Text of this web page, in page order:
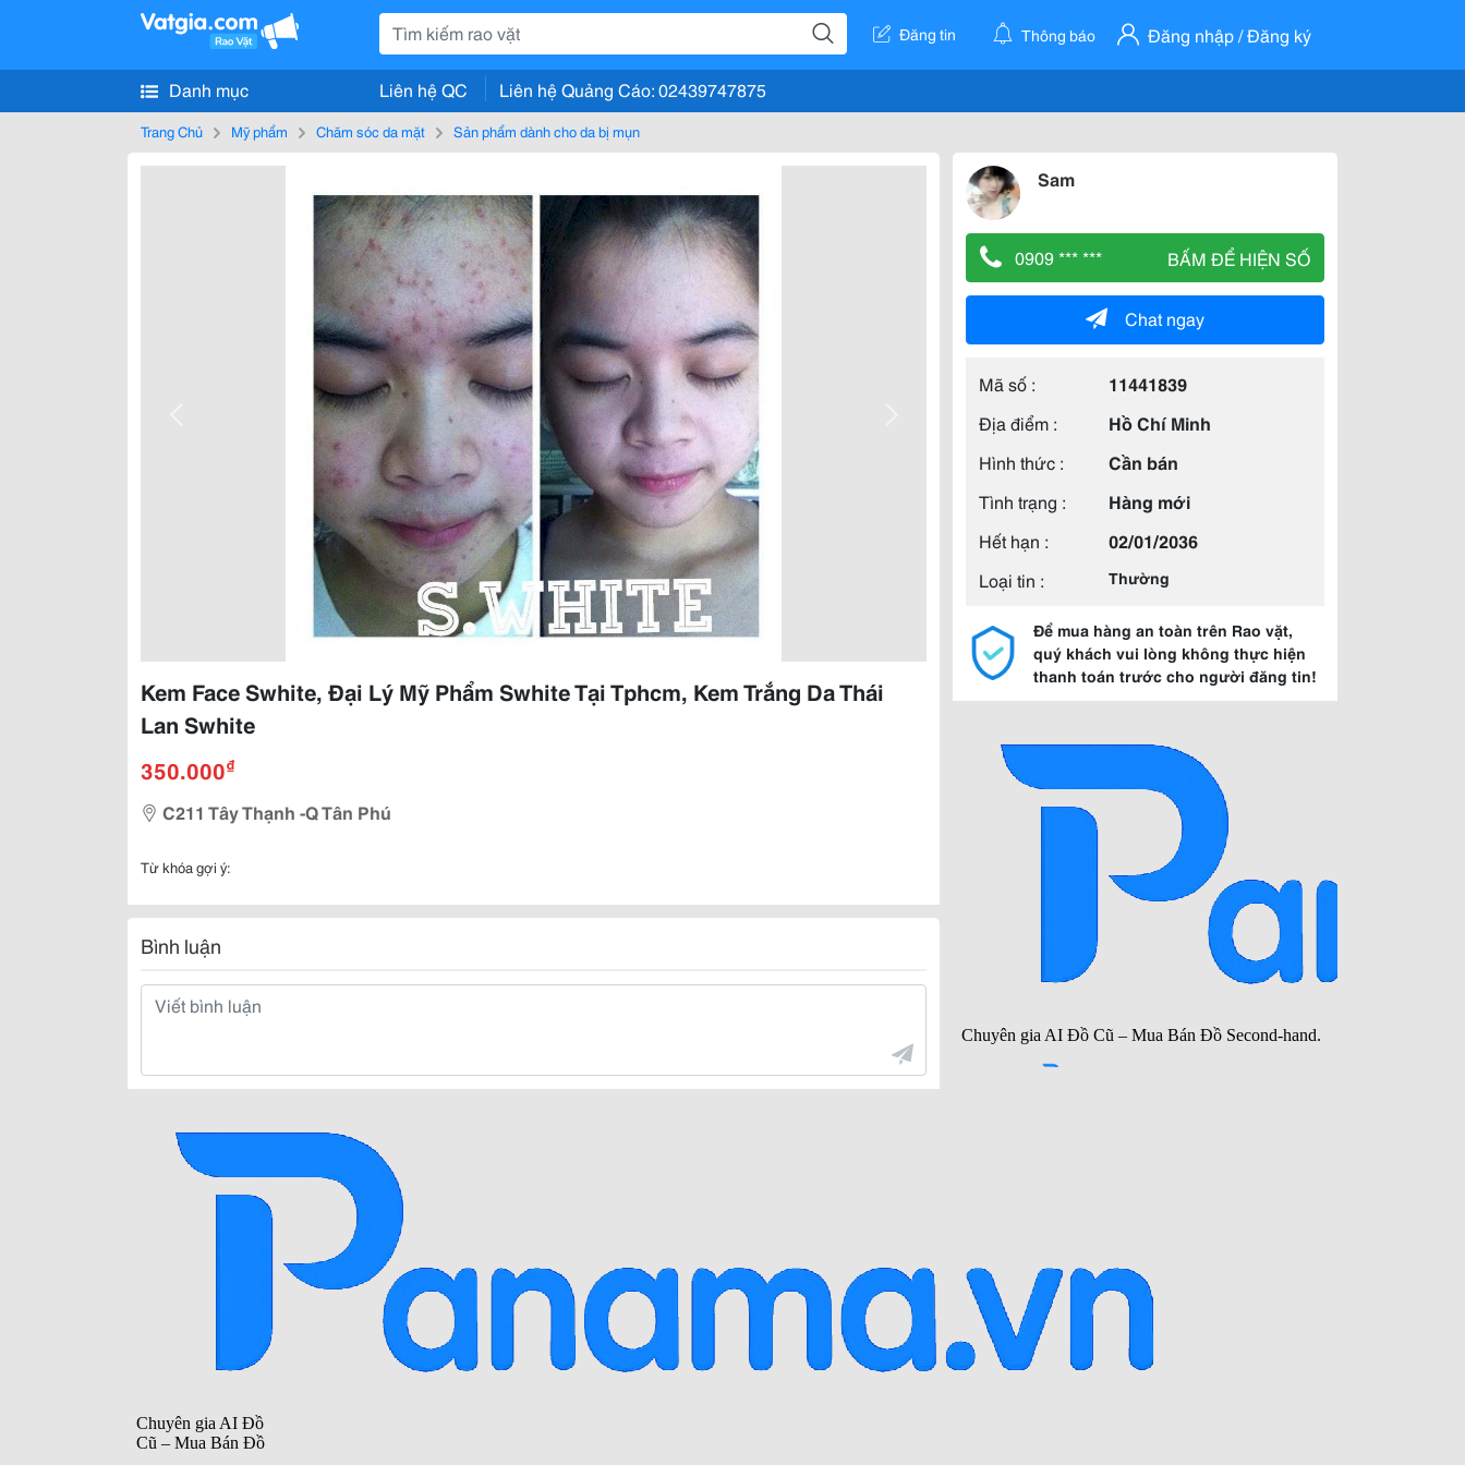
Đăng tin Thông báo Đăng nhập / Đăng ký
Danh mục Liên hệ QC Liên hệ Quảng Cáo: 02439747875
Trang Chủ Mỹ phẩm Chăm sóc da mặt Sản phẩm dành cho da bị mụn
Kem Face Swhite, Đại Lý Mỹ Phẩm Swhite Tại Tphcm, Kem Trắng Da Thái
Lan Swhite
350.000₫
C211 Tây Thạnh -Q Tân Phú
Từ khóa gợi ý:
Bình luận
Sam
0909 *** *** BẤM ĐỂ HIỆN SỐ
Chat ngay
Mã số :
11441839
Địa điểm :
Hồ Chí Minh
Hình thức :
Cần bán
Tình trạng :
Hàng mới
Hết hạn :
02/01/2036
Loại tin :
Thường
Để mua hàng an toàn trên Rao vặt,
quý khách vui lòng không thực hiện
thanh toán trước cho người đăng tin!